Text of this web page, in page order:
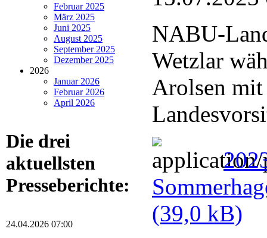
Februar 2025
März 2025
Juni 2025
August 2025
September 2025
Dezember 2025
2026
Januar 2026
Februar 2026
April 2026
Die drei
aktuellsten
Presseberichte:
24.04.2026 07:00
NABU-
Wetzlar
Arolsen
(39,0 kB)